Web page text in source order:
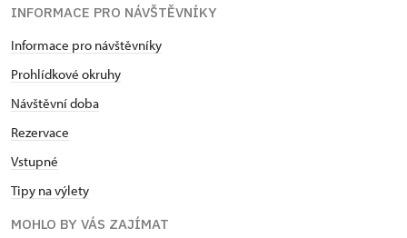
INFORMACE PRO NÁVŠTĚVNÍKY
Informace pro návštěvníky
Prohlídkové okruhy
Návštěvní doba
Rezervace
Vstupné
Tipy na výlety
MOHLO BY VÁS ZAJÍMAT